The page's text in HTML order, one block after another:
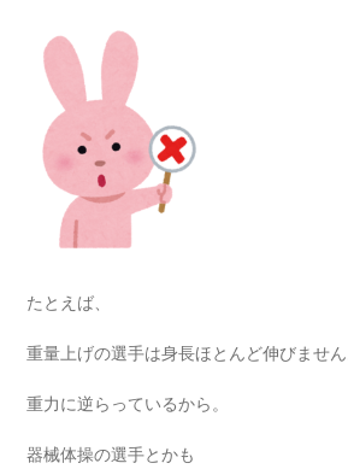
たとえば、
重量上げの選手は身長ほとんど伸びません
重力に逆らっているから。
器械体操の選手とかも